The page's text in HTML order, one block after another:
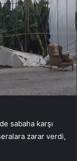
sabaha karşı
zarar verdi,